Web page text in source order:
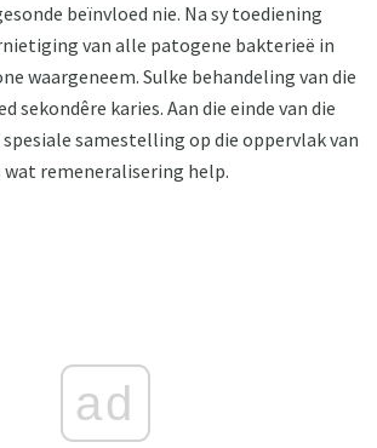
beïnvloed nie. Na sy toediening
van alle patogene bakterieë in
waargeneem. Sulke behandeling van die
sekondêre karies. Aan die einde van die
samestelling op die oppervlak van
remeneralisering help.
ad